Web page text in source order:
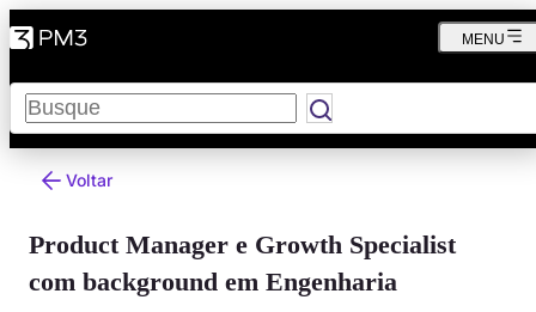
Pesquisar
MENU
Voltar
Product Manager e Growth Specialist
com background em Engenharia